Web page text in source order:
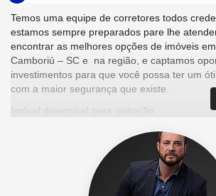
Temos uma equipe de corretores todos
estamos sempre preparados pare lhe
encontrar as melhores opções de imóveis
Camboriú – SC e na região, e captamos
investimentos para que você possa ter um
com a maior segurança que existe.
Imóvel disponível para visitação.
Agende uma visita agora mesmo e venha
Os valores estão sujeitos a alteração sem